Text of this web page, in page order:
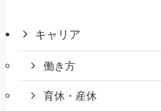
キャリア
働き方
育休・産休